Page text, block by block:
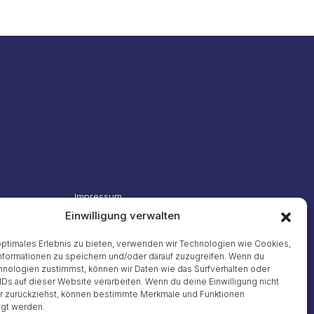
Einwilligung verwalten
Erlebnis zu bieten, verwenden wir Technologien wie Cookies,
zu speichern und/oder darauf zuzugreifen. Wenn du
zustimmst, können wir Daten wie das Surfverhalten oder
auf dieser Website verarbeiten. Wenn du deine Einwilligung nicht
zurückziehst, können bestimmte Merkmale und Funktionen
werden.
Impressum
Cookies